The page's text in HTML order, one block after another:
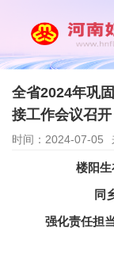
全省2024年巩
接工作会议召开
时间：2024-07-05
楼阳生在
同乡
强化责任担当